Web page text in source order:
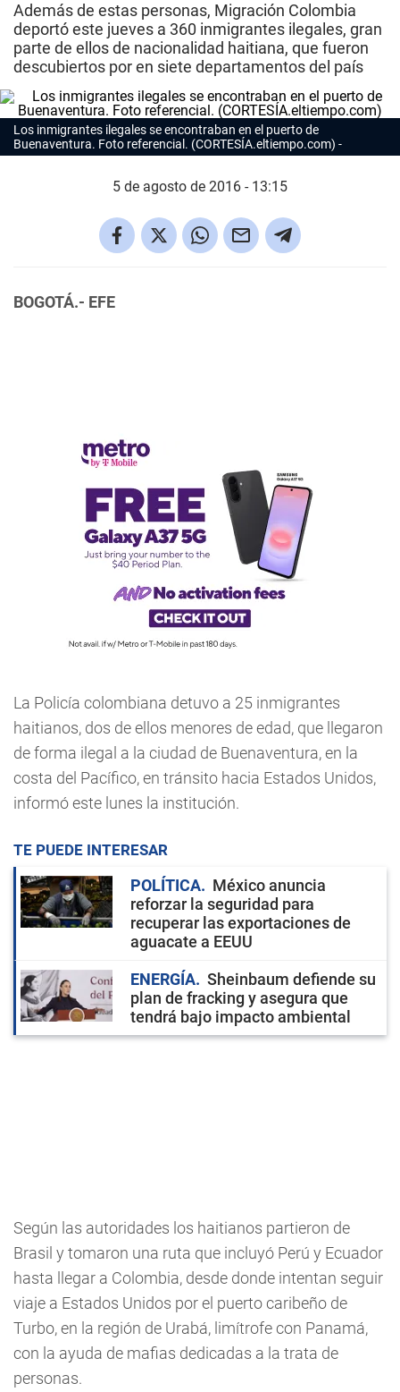
Además de estas personas, Migración Colombia
deportó este jueves a 360 inmigrantes ilegales, gran
parte de ellos de nacionalidad haitiana, que fueron
descubiertos por en siete departamentos del país
Los inmigrantes ilegales se encontraban en el puerto de
Buenaventura. Foto referencial. (CORTESÍA.eltiempo.com)
5 de agosto de 2016 - 13:15
BOGOTÁ.- EFE
La Policía colombiana detuvo a 25 inmigrantes
haitianos, dos de ellos menores de edad, que llegaron
de forma ilegal a la ciudad de Buenaventura, en la
costa del Pacífico, en tránsito hacia Estados Unidos,
informó este lunes la institución.
TE PUEDE INTERESAR
POLÍTICA
México anuncia
reforzar la seguridad para
recuperar las exportaciones de
aguacate a EEUU
ENERGÍA
Sheinbaum defiende su
plan de fracking y asegura que
tendrá bajo impacto ambiental
Según las autoridades los haitianos partieron de
Brasil y tomaron una ruta que incluyó Perú y Ecuador
hasta llegar a Colombia, desde donde intentan seguir
viaje a Estados Unidos por el puerto caribeño de
Turbo, en la región de Urabá, limítrofe con Panamá,
con la ayuda de mafias dedicadas a la trata de
personas.